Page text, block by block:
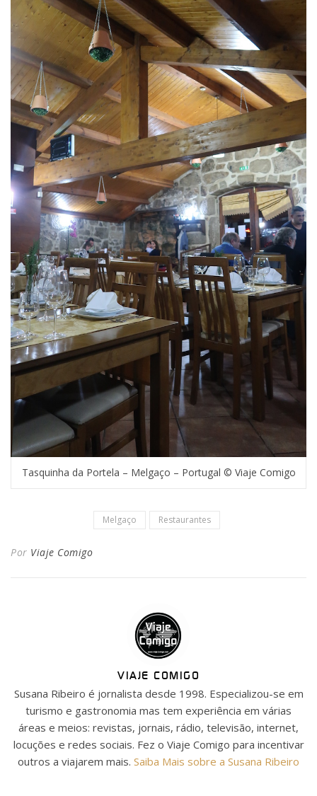
Tasquinha da Portela – Melgaço – Portugal © Viaje Comigo
Melgaço Restaurantes
Por Viaje Comigo
VIAJE COMIGO
Susana Ribeiro é jornalista desde 1998. Especializou-se em
turismo e gastronomia mas tem experiência em várias
áreas e meios: revistas, jornais, rádio, televisão, internet,
locuções e redes sociais. Fez o Viaje Comigo para incentivar
outros a viajarem mais. Saiba Mais sobre a Susana Ribeiro